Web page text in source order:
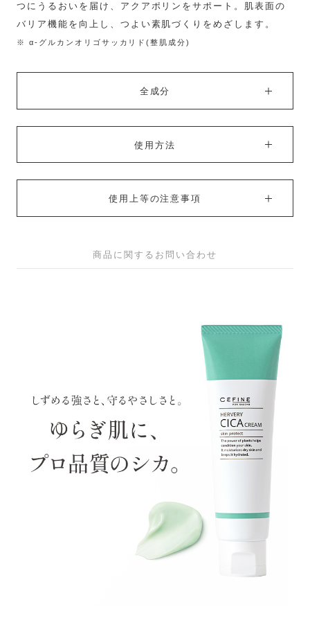
つにうるおいを届け、アクアポリンをサポート。肌表面の
バリア機能を向上し、つよい素肌づくりをめざします。
※ α-グルカンオリゴサッカリド(整肌成分)
全成分
使用方法
使用上等の注意事項
商品に関するお問い合わせ